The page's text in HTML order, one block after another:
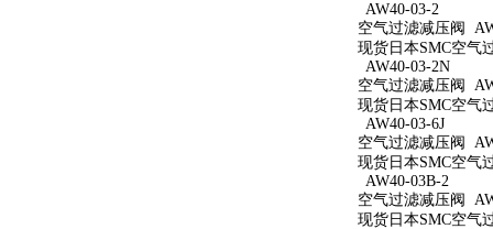
AW40-03-2
空气过滤减压阀
现货日本SMC空气
AW40-03-2N
空气过滤减压阀
现货日本SMC空气
AW40-03-6J
空气过滤减压阀
现货日本SMC空气
AW40-03B-2
空气过滤减压阀
现货日本SMC空气